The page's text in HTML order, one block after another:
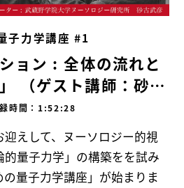
子力学講座 #1
ョン : 全体の流れと
（ゲスト講師：砂古
時間：1:52:28
えして、ヌーソロジー的視
量子力学」の構築をを試み
量子力学講座」が始まりま